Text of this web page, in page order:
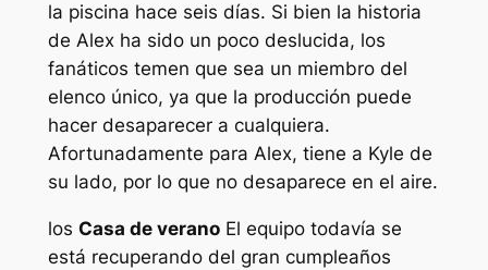
la piscina hace seis días. Si bien la historia
de Alex ha sido un poco deslucida, los
fanáticos temen que sea un miembro del
elenco único, ya que la producción puede
hacer desaparecer a cualquiera.
Afortunadamente para Alex, tiene a Kyle de
su lado, por lo que no desaparece en el aire.
los Casa de veranoEl equipo todavía se
está recuperando del gran cumpleaños